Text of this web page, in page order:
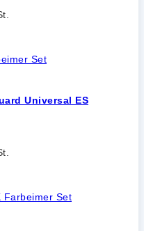
Universal ES